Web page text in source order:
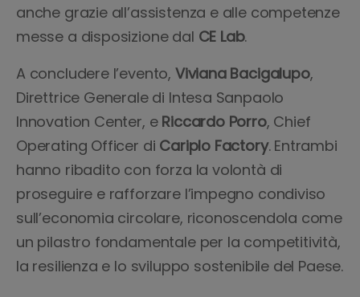
anche grazie all’assistenza e alle competenze
messe a disposizione dal CE Lab.
A concludere l’evento, Viviana Bacigalupo,
Direttrice Generale di Intesa Sanpaolo
Innovation Center, e Riccardo Porro, Chief
Operating Officer di Cariplo Factory. Entrambi
hanno ribadito con forza la volontà di
proseguire e rafforzare l’impegno condiviso
sull’economia circolare, riconoscendola come
un pilastro fondamentale per la competitività,
la resilienza e lo sviluppo sostenibile del Paese.